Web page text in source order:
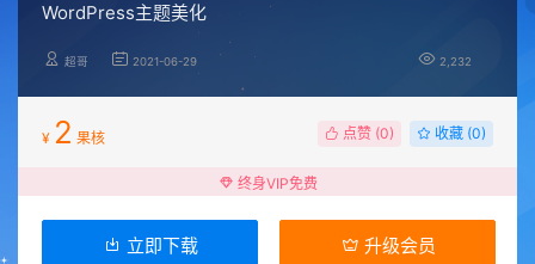
WordPress主题美化
超哥 2021-06-29 2,232
¥ 2 果核 点赞 (0) 收藏 (0)
终身VIP免费
立即下载 升级会员